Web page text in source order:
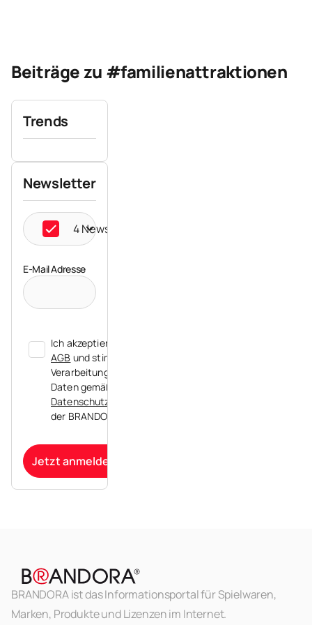
Beiträge zu #familienattraktionen
Trends
Newsletter
4 Newsletter ausgewählt
E-Mail Adresse
Ich akzeptiere die
AGB und stimme der
Verarbeitung meiner
Daten gemäß der
Datenschutzerklärung
der BRANDORA zu.
Jetzt anmelden
BRANDORA ist das Informationsportal für Spielwaren,
Marken, Produkte und Lizenzen im Internet.